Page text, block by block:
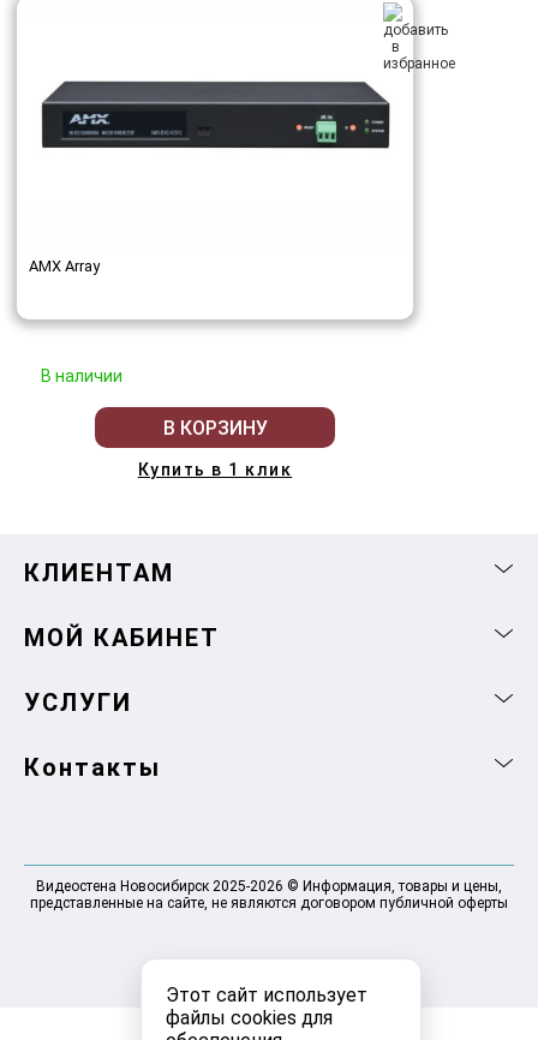
Этот сайт использует
файлы cookies для
AMX Array
В наличии
В КОРЗИНУ
Купить в 1 клик
КЛИЕНТАМ
МОЙ КАБИНЕТ
УСЛУГИ
Контакты
Видеостена Новосибирск 2025-2026 © Информация, товары и цены,
представленные на сайте, не являются договором публичной оферты